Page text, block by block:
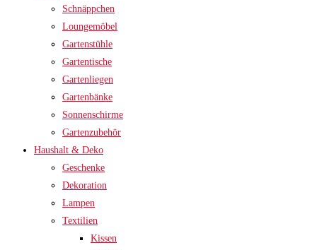
Schnäppchen
Loungemöbel
Gartenstühle
Gartentische
Gartenliegen
Gartenbänke
Sonnenschirme
Gartenzubehör
Haushalt & Deko
Geschenke
Dekoration
Lampen
Textilien
Kissen